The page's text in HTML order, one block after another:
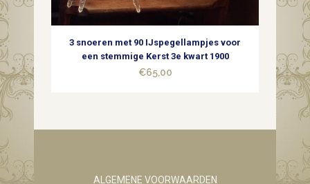
3 snoeren met 90 IJspegellampjes voor
een stemmige Kerst 3e kwart 1900
€65,00
ALGEMENE VOORWAARDEN